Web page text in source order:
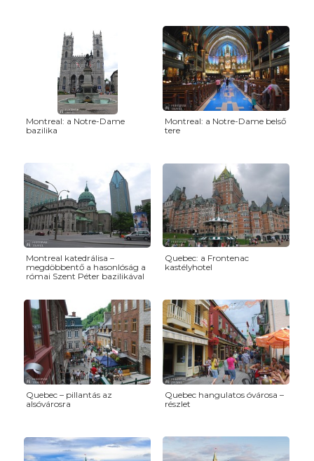
Montreal: a Notre-Dame
bazilika
Montreal: a Notre-Dame belső
tere
Montreal katedrálisa –
megdöbbentő a hasonlóság a
római Szent Péter bazilikával
Quebec: a Frontenac
kastélyhotel
Quebec – pillantás az
alsóvárosra
Quebec hangulatos óvárosa –
részlet